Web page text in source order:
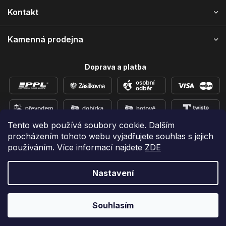
Tento web používá soubory cookie. Dalším
procházením tohoto webu vyjadřujete souhlas s jejich
používáním. Více informací najdete ZDE
Nastavení
Souhlasím
Kontakt
Kamenná prodejna
Doprava a platba
Přidejte se k nám na sítích
Vytvořil Shoptet
e-shop iPhoneLab.cz